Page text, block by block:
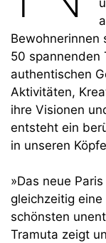
Bewohnerinnen
50 spannenden
authentischen
Aktivitäten,
ihre Visionen
entsteht ein
in unseren
»Das neue
gleichzeitig
schönsten
Tramuta zeigt